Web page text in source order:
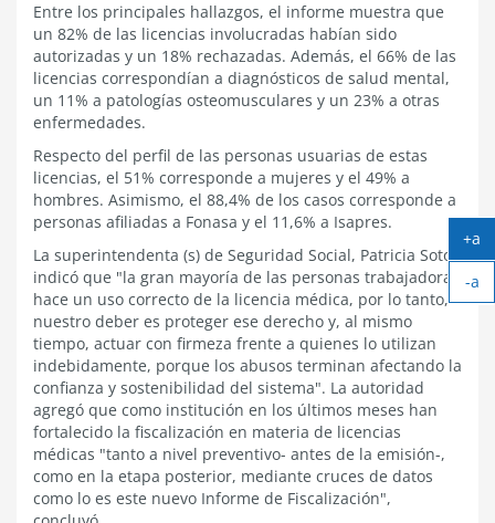
Entre los principales hallazgos, el informe muestra que
un 82% de las licencias involucradas habían sido
autorizadas y un 18% rechazadas. Además, el 66% de las
licencias correspondían a diagnósticos de salud mental,
un 11% a patologías osteomusculares y un 23% a otras
enfermedades.
Respecto del perfil de las personas usuarias de estas
licencias, el 51% corresponde a mujeres y el 49% a
hombres. Asimismo, el 88,4% de los casos corresponde a
personas afiliadas a Fonasa y el 11,6% a Isapres.
La superintendenta (s) de Seguridad Social, Patricia Soto,
indicó que "la gran mayoría de las personas trabajadoras
hace un uso correcto de la licencia médica, por lo tanto,
nuestro deber es proteger ese derecho y, al mismo
tiempo, actuar con firmeza frente a quienes lo utilizan
indebidamente, porque los abusos terminan afectando la
confianza y sostenibilidad del sistema". La autoridad
agregó que como institución en los últimos meses han
fortalecido la fiscalización en materia de licencias
médicas "tanto a nivel preventivo- antes de la emisión-,
como en la etapa posterior, mediante cruces de datos
como lo es este nuevo Informe de Fiscalización",
+a
-a